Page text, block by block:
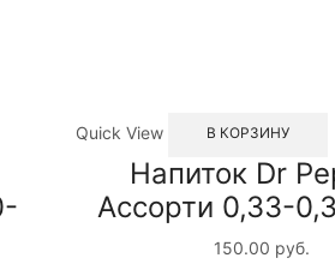
Quick View В КОРЗИНУ
Напиток Dr
Ассорти 0,33-
150.00 руб.